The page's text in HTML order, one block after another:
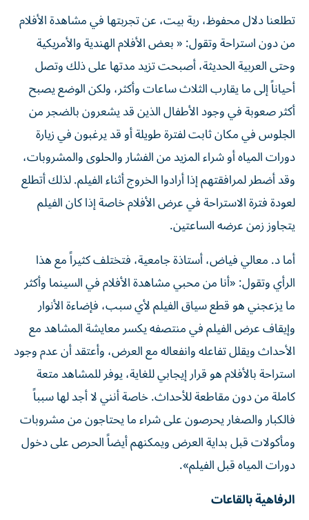
تطلعنا دلال محفوظ، ربة بيت، عن تجربتها في مشاهدة الأفلام
من دون استراحة وتقول: « بعض الأفلام الهندية والأمريكية
وحتى العربية الحديثة، أصبحت تزيد مدتها على ذلك وتصل
أحياناً إلى ما يقارب الثلاث ساعات وأكثر، ولكن الوضع يصبح
أكثر صعوبة في وجود الأطفال الذين قد يشعرون بالضجر من
الجلوس في مكان ثابت لفترة طويلة أو قد يرغبون في زيارة
دورات المياه أو شراء المزيد من الفشار والحلوى والمشروبات،
وقد أضطر لمرافقتهم إذا أرادوا الخروج أثناء الفيلم. لذلك أتطلع
لعودة فترة الاستراحة في عرض الأفلام خاصة إذا كان الفيلم
يتجاوز زمن عرضه الساعتين.
أما د. معالي فياض، أستاذة جامعية، فتختلف كثيراً مع هذا
الرأي وتقول: «أنا من محبي مشاهدة الأفلام في السينما وأكثر
ما يزعجني هو قطع سياق الفيلم لأي سبب، فإضاءة الأنوار
وإيقاف عرض الفيلم في منتصفه يكسر معايشة المشاهد مع
الأحداث ويقلل تفاعله وانفعاله مع العرض، وأعتقد أن عدم وجود
استراحة بالأفلام هو قرار إيجابي للغاية، يوفر للمشاهد متعة
كاملة من دون مقاطعة للأحداث. خاصة أنني لا أجد لها سبباً
فالكبار والصغار يحرصون على شراء ما يحتاجون من مشروبات
ومأكولات قبل بداية العرض ويمكنهم أيضاً الحرص على دخول
دورات المياه قبل الفيلم».
الرفاهية بالقاعات